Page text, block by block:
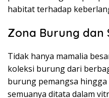
habitat terhadap
Zona Burung dan
Tidak hanya mamalia
koleksi burung dari
burung pemangsa
semuanya ditata dalam